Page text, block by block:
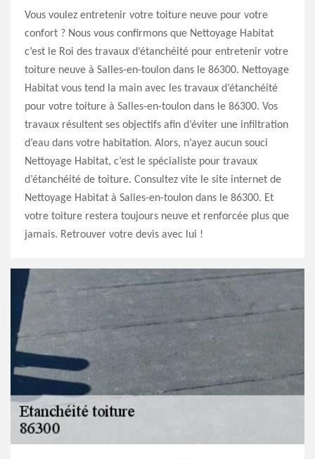
Vous voulez entretenir votre toiture neuve pour votre
confort ? Nous vous confirmons que Nettoyage Habitat
c’est le Roi des travaux d’étanchéité pour entretenir votre
toiture neuve à Salles-en-toulon dans le 86300. Nettoyage
Habitat vous tend la main avec les travaux d’étanchéité
pour votre toiture à Salles-en-toulon dans le 86300. Vos
travaux résultent ses objectifs afin d’éviter une infiltration
d’eau dans votre habitation. Alors, n’ayez aucun souci
Nettoyage Habitat, c’est le spécialiste pour travaux
d’étanchéité de toiture. Consultez vite le site internet de
Nettoyage Habitat à Salles-en-toulon dans le 86300. Et
votre toiture restera toujours neuve et renforcée plus que
jamais. Retrouver votre devis avec lui !